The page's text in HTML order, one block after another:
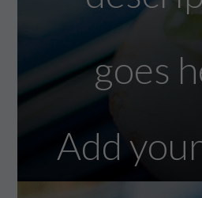
goes
Add